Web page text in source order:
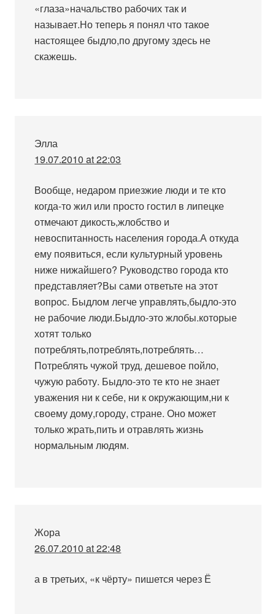
«глаза»начальство рабочих так и
называет.Но теперь я понял что такое
настоящее быдло,по другому здесь не
скажешь.
Элла
19.07.2010 at 22:03
Вообще, недаром приезжие люди и те кто
когда-то жил или просто гостил в липецке
отмечают дикость,жлобство и
невоспитанность населения города.А откуда
ему появиться, если культурный уровень
ниже нижайшего? Руководство города кто
представляет?Вы сами ответьте на этот
вопрос. Быдлом легче управлять,быдло-это
не рабочие люди.Быдло-это жлобы.которые
хотят только
потреблять,потреблять,потреблять…
Потреблять чужой труд, дешевое пойло,
чужую работу. Быдло-это те кто не знает
уважения ни к себе, ни к окружающим,ни к
своему дому,городу, стране. Оно может
только жрать,пить и отравлять жизнь
нормальным людям.
Жора
26.07.2010 at 22:48
а в третьих, «к чёрту» пишется через Ё